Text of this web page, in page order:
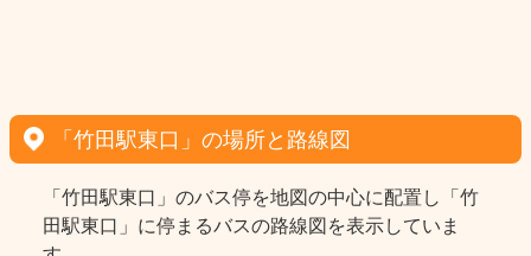
「竹田駅東口」の場所と路線図
「竹田駅東口」のバス停を地図の中心に配置し「竹
田駅東口」に停まるバスの路線図を表示していま